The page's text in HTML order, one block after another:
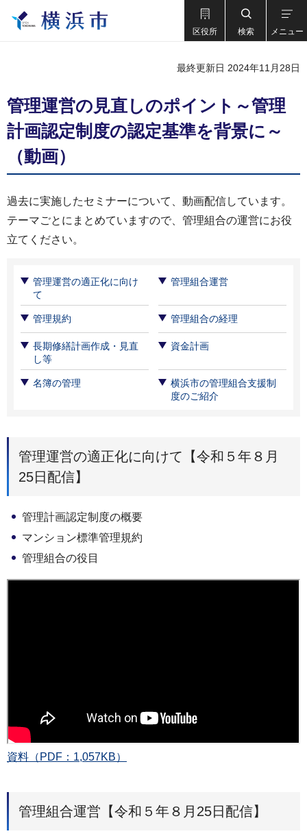
区役所 検索 メニュー
最終更新日 2024年11月28日
管理運営の見直しのポイント～管理
計画認定制度の認定基準を背景に～
（動画）
過去に実施したセミナーについて、動画配信しています。
テーマごとにまとめていますので、管理組合の運営にお役
立てください。
管理運営の適正化に向け
て
管理組合運営
管理規約 管理組合の経理
長期修繕計画作成・見直
し等
資金計画
名簿の管理
横浜市の管理組合支援制
度のご紹介
管理運営の適正化に向けて【令和５年８月
25日配信】
管理計画認定制度の概要
マンション標準管理規約
管理組合の役目
資料（PDF：1,057KB）
管理組合運営【令和５年８月25日配信】